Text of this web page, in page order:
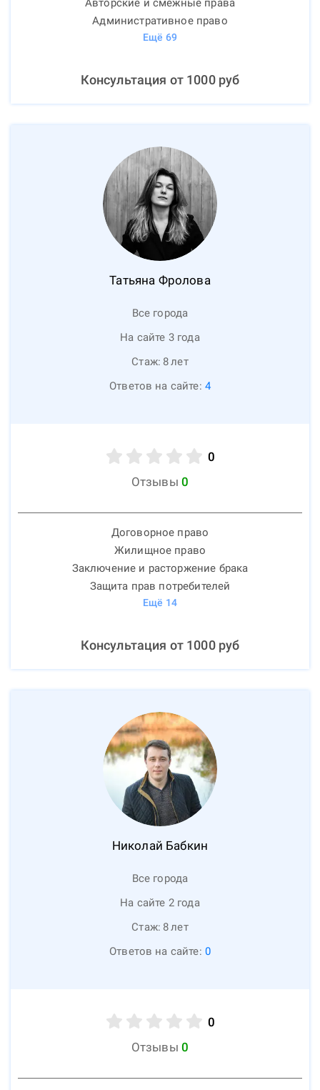
Авторские и смежные права
Административное право
Ещё 69
Консультация от 1000руб
Татьяна Фролова
Все города
На сайте 3 года
Стаж: 8лет
Ответов на сайте: 4
0
Отзывы 0
Договорное право
Жилищное право
Заключение и расторжение брака
Защита прав потребителей
Ещё 14
Консультация от 1000руб
Николай Бабкин
Все города
На сайте 2 года
Стаж: 8лет
Ответов на сайте: 0
0
Отзывы 0